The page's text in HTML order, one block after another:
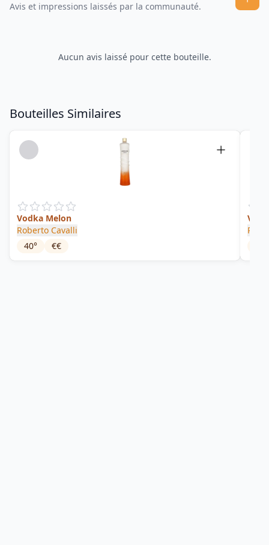
Avis et impressions laissés par la communauté.
Aucun avis laissé pour cette bouteille.
Bouteilles Similaires
Vodka Melon
Roberto Cavalli
40° €€